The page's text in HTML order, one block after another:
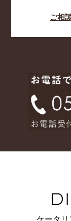
ご相